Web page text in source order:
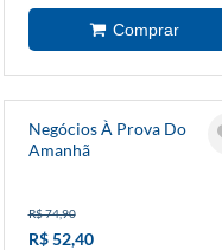
Negócios À Prova Do
Amanhã
R$ 74,90
R$ 52,40